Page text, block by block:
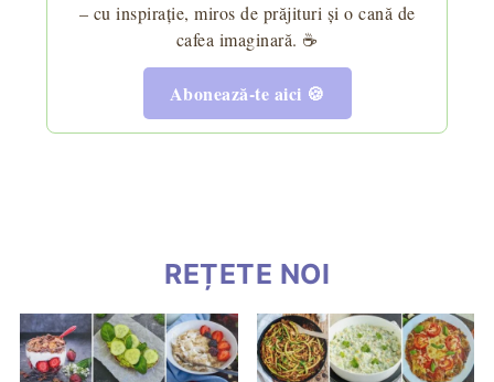
– cu inspirație, miros de prăjituri și o cană de
cafea imaginară. ☕
Abonează-te aici 🍪
REȚETE NOI